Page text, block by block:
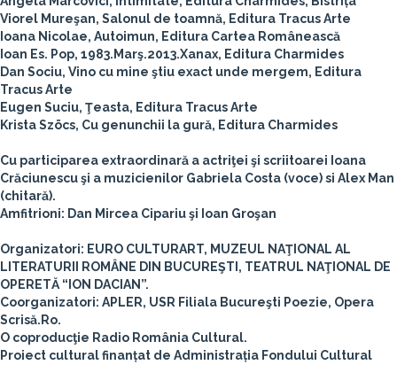
Viorel Mureşan, Salonul de toamnă, Editura Tracus Arte
Ioana Nicolae, Autoimun, Editura Cartea Românească
Ioan Es. Pop, 1983.Marş.2013.Xanax, Editura Charmides
Dan Sociu, Vino cu mine ştiu exact unde mergem, Editura
Tracus Arte
Eugen Suciu, Ţeasta, Editura Tracus Arte
Krista Szöcs, Cu genunchii la gură, Editura Charmides
Cu participarea extraordinară a actriţei şi scriitoarei Ioana
Crăciunescu şi a muzicienilor Gabriela Costa (voce) si Alex Man
(chitară).
Amfitrioni: Dan Mircea Cipariu şi Ioan Groşan
Organizatori: EURO CULTURART, MUZEUL NAŢIONAL AL
LITERATURII ROMÂNE DIN BUCUREŞTI, TEATRUL NAŢIONAL DE
OPERETĂ “ION DACIAN”.
Coorganizatori: APLER, USR Filiala Bucureşti Poezie, Opera
Scrisă.Ro.
O coproducţie Radio România Cultural.
Proiect cultural finanțat de Administrația Fondului Cultural